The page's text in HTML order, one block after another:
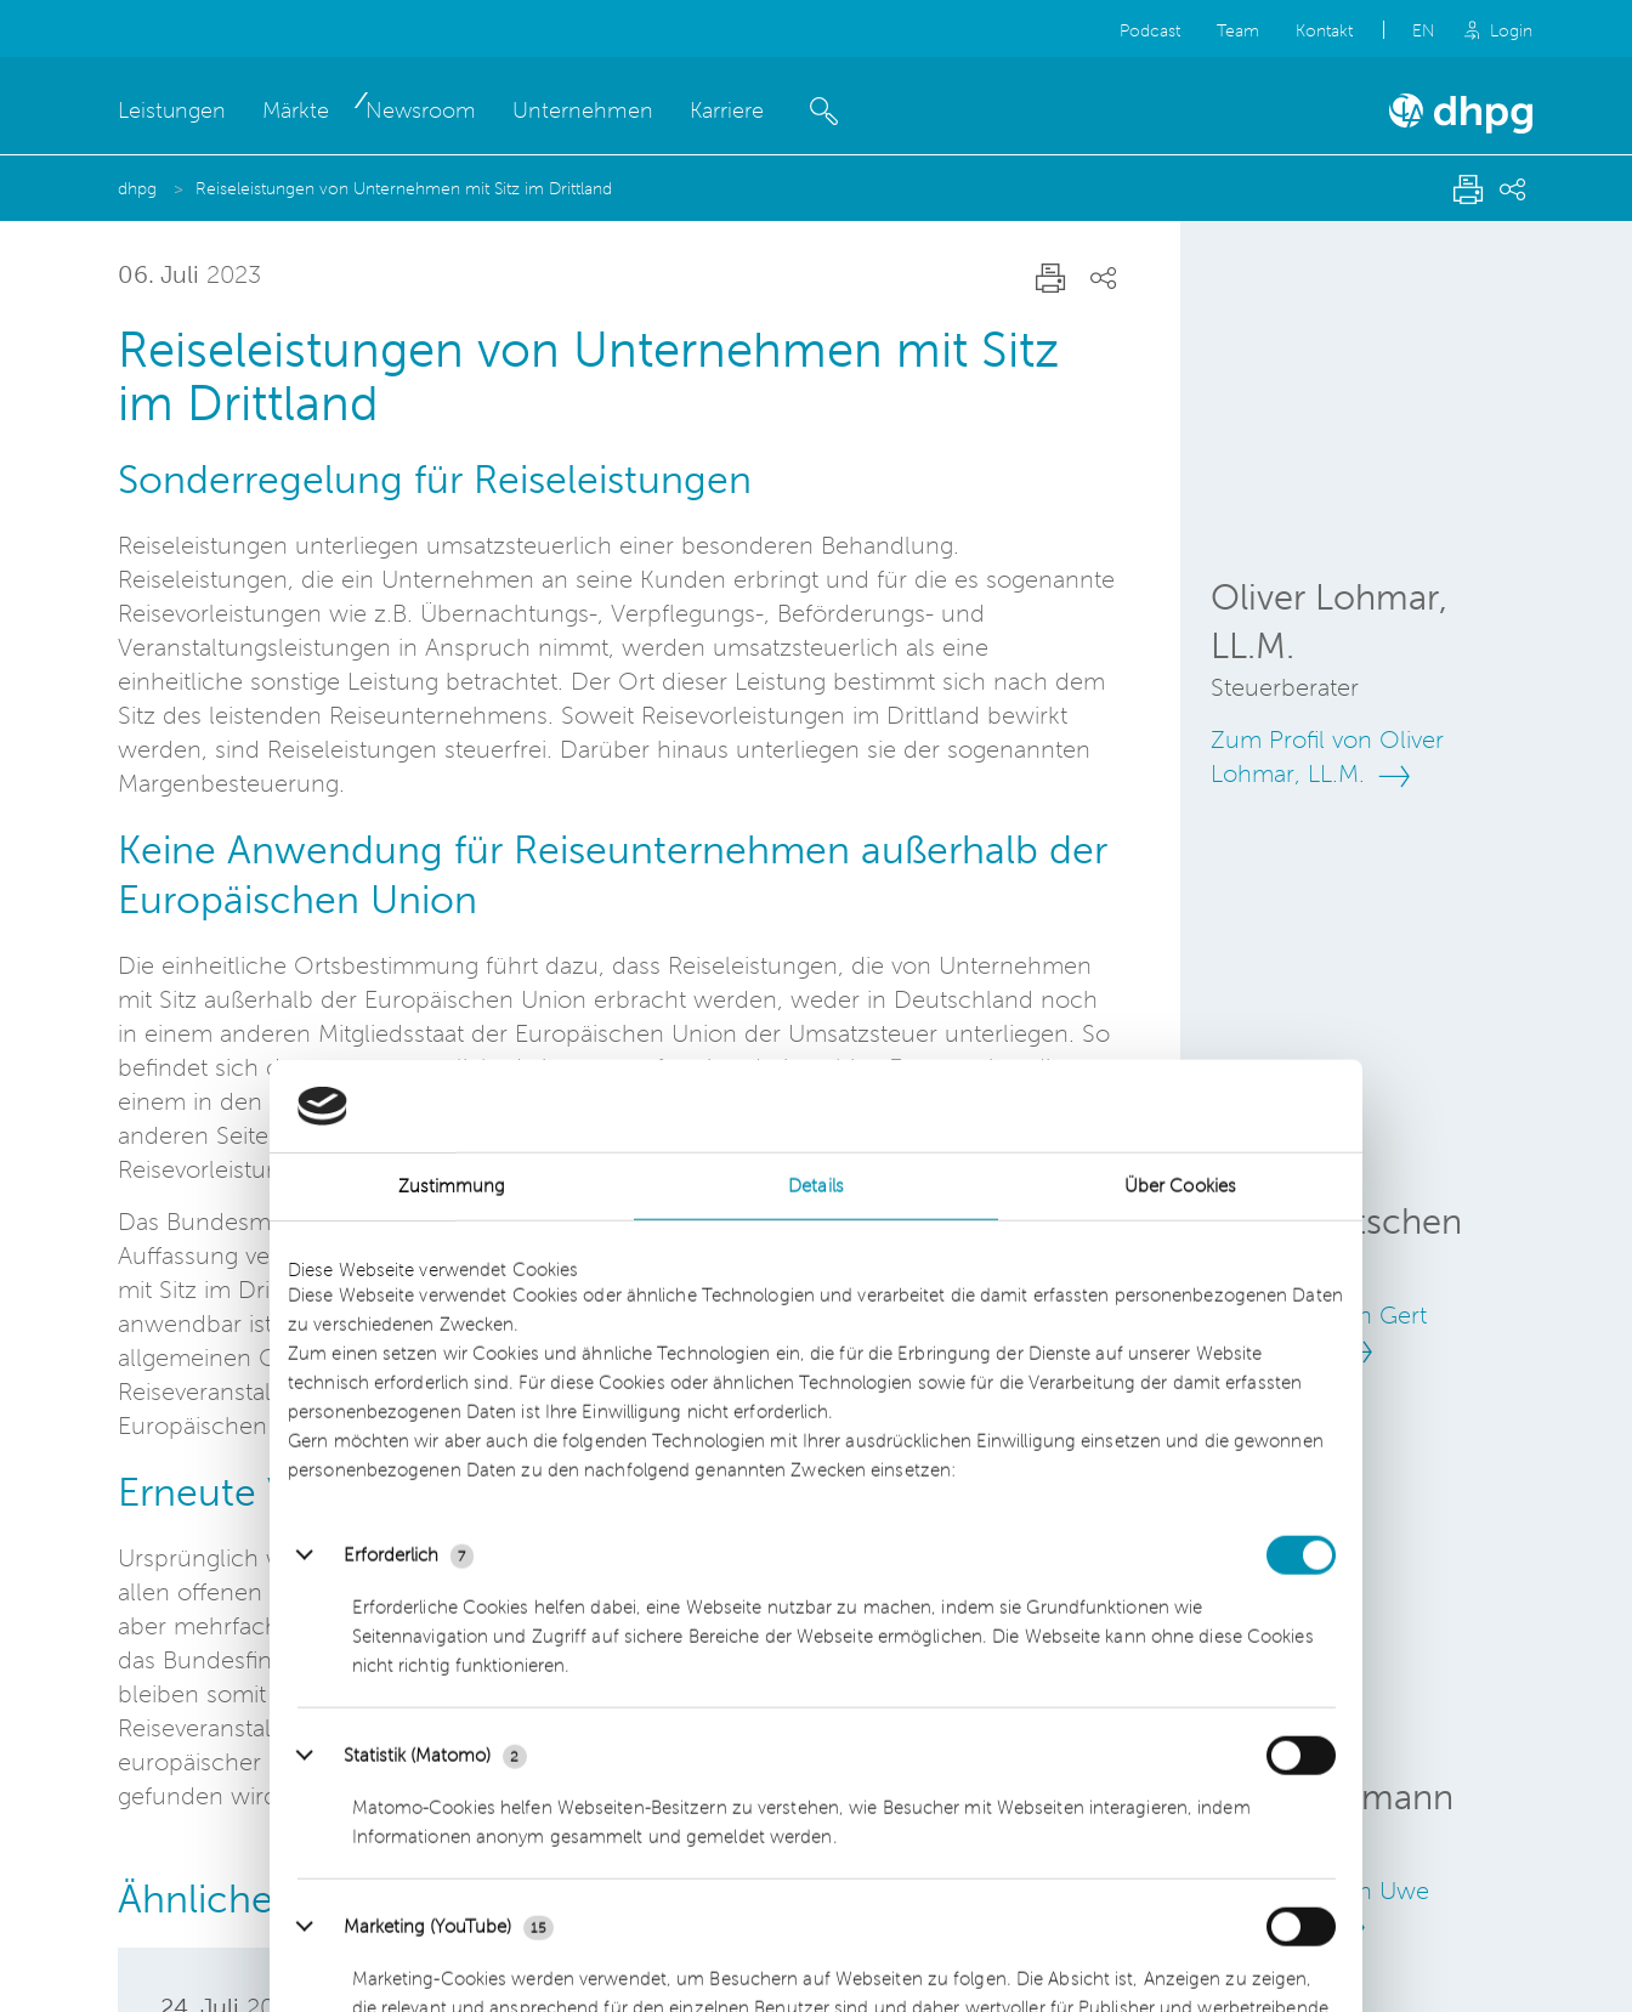
Zustimmung Details Über Cookies
Diese Webseite verwendet Cookies
Diese Webseite verwendet Cookies oder ähnliche Technologien und verarbeitet die damit erfassten personenbezogenen Daten
zu verschiedenen Zwecken.
Zum einen setzen wir Cookies und ähnliche Technologien ein, die für die Erbringung der Dienste auf unserer Website
technisch erforderlich sind. Für diese Cookies oder ähnlichen Technologien sowie für die Verarbeitung der damit erfassten
personenbezogenen Daten ist Ihre Einwilligung nicht erforderlich.
Gern möchten wir aber auch die folgenden Technologien mit Ihrer ausdrücklichen Einwilligung einsetzen und die gewonnen
personenbezogenen Daten zu den nachfolgend genannten Zwecken einsetzen:
Erforderlich 7
Erforderliche Cookies helfen dabei, eine Webseite nutzbar zu machen, indem sie Grundfunktionen wie
Seitennavigation und Zugriff auf sichere Bereiche der Webseite ermöglichen. Die Webseite kann ohne diese Cookies
nicht richtig funktionieren.
Statistik (Matomo) 2
Matomo-Cookies helfen Webseiten-Besitzern zu verstehen, wie Besucher mit Webseiten interagieren, indem
Informationen anonym gesammelt und gemeldet werden.
Marketing (YouTube) 15
Marketing-Cookies werden verwendet, um Besuchern auf Webseiten zu folgen. Die Absicht ist, Anzeigen zu zeigen,
die relevant und ansprechend für den einzelnen Benutzer sind und daher wertvoller für Publisher und werbetreibende
Podcast Team Kontakt EN Login
Leistungen Märkte Newsroom Unternehmen Karriere
dhpg Reiseleistungen von Unternehmen mit Sitz im Drittland
06. Juli 2023
Reiseleistungen von Unternehmen mit Sitz
im Drittland
Sonderregelung für Reiseleistungen
Reiseleistungen unterliegen umsatzsteuerlich einer besonderen Behandlung.
Reiseleistungen, die ein Unternehmen an seine Kunden erbringt und für die es sogenannte
Reisevorleistungen wie z.B. Übernachtungs-, Verpflegungs-, Beförderungs- und
Veranstaltungsleistungen in Anspruch nimmt, werden umsatzsteuerlich als eine
einheitliche sonstige Leistung betrachtet. Der Ort dieser Leistung bestimmt sich nach dem
Sitz des leistenden Reiseunternehmens. Soweit Reisevorleistungen im Drittland bewirkt
werden, sind Reiseleistungen steuerfrei. Darüber hinaus unterliegen sie der sogenannten
Margenbesteuerung.
Keine Anwendung für Reiseunternehmen außerhalb der
Europäischen Union
Die einheitliche Ortsbestimmung führt dazu, dass Reiseleistungen, die von Unternehmen
mit Sitz außerhalb der Europäischen Union erbracht werden, weder in Deutschland noch
in einem anderen Mitgliedsstaat der Europäischen Union der Umsatzsteuer unterliegen. So
befindet sich der umsatzsteuerliche Leistungsort für eine dreiwöchige Europareise, die von
einem in den USA ansässigen Reiseunternehmen ausgeführt wird, in den USA. Auf der
anderen Seite kann das Reiseunternehmen die Umsatzsteuer, die es in Europa für
Reisevorleistungen in Rechnung gestellt bekommt, nicht als Vorsteuer abziehen.
Das Bundesministerium der Finanzen hat in einem Schreiben vom 29.1.2021 erstmals die
Auffassung vertreten, dass diese Sonderregelung bei Reiseleistungen von Unternehmern
mit Sitz im Drittland und ohne feste Niederlassung im Gemeinschaftsgebiet nicht
anwendbar ist. Stattdessen würde sich die Besteuerung von Reiseleistungen nach
allgemeinen Grundsätzen richten. Konsequenz dieser Auffassung wäre, dass sich
Reiseveranstalter aus Drittstaaten in Deutschland und ggf. weiteren Mitgliedsstaaten der
Europäischen Union registrieren und Umsatzsteuern abführen müssten.
Erneute Verlängerung der Nichtbeanstandungsregelung
Ursprünglich wollte die Finanzverwaltung die Sonderregelung bereits ab dem Jahr 2021 in
allen offenen Fällen anwenden. Die Nichtbeanstandungsregelung ist dann in der Folge
aber mehrfach um jeweils ein Jahr verlängert worden. Mit Schreiben vom 27.6.2023 hat
das Bundesfinanzministerium diese Frist nun bis zum 31.12.2026 verlängert. Bis dahin
bleiben somit die umsatzsteuerlichen Rahmenbedingungen für ausländische
Reiseveranstalter unverändert. Es wird erwartet, dass bis zum Ablauf dieser Frist auf
europäischer Ebene insgesamt eine Neuregelung für die Besteuerung von Reiseleistungen
gefunden wird.
Ähnliche Beiträge
Oliver Lohmar,
LL.M.
Steuerberater
Zum Profil von Oliver
Lohmar, LL.M.
Gert Klöttschen
Zum Profil von Gert
Klöttschen
Uwe Inkemann
Zum Profil von Uwe
Inkemann